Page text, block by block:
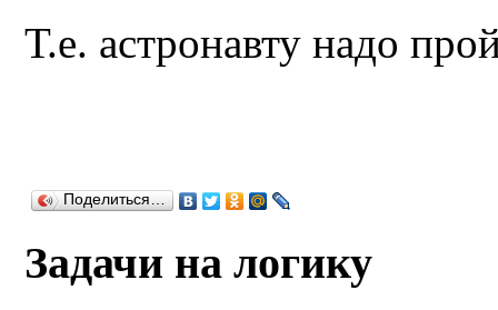
Т.е. астронавту надо
Поделиться…
Задачи на логику